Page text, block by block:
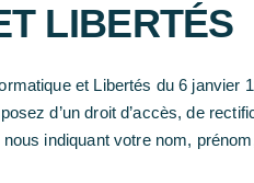
LIBERTÉS
et Libertés du 6
d’un droit d’accès, de
indiquant votre nom,